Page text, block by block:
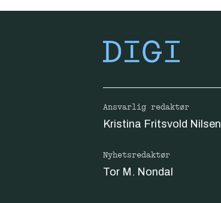
Ansvarlig redaktør
Kristina Fritsvold Nilsen
Nyhetsredaktør
Tor M. Nondal